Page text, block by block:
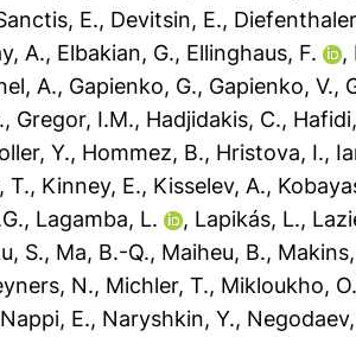
E., Devitsin, E.,
A., Elbakian, G., Ellinghaus, F. ,
A., Gapienko, G., Gapienko, V.,
, Gregor, I.M., Hadjidakis, C.,
Y., Hommez, B., Hristova, I.,
T., Kinney, E., Kisselev, A.,
, Lagamba, L. , Lapikás, L.,
S., Ma, B.-Q., Maiheu, B.,
N., Michler, T., Mikloukho, O.
Nappi, E., Naryshkin, Y.,